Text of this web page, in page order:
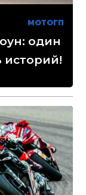
МОТОГП
один
историй!